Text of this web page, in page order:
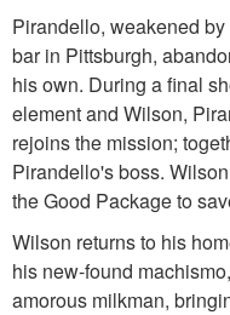
Pirandello, weakened
bar in Pittsburgh,
his own. During a final
element and Wilson,
rejoins the mission;
Pirandello's boss.
the Good Package to
Wilson returns to his
his new-found
amorous milkman,